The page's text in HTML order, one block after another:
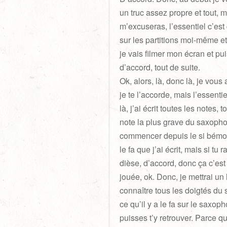
un truc assez propre et tout,
m’excuseras, l’essentiel
sur les partitions moi-même
je vais filmer mon écran et
d’accord, tout de suite.
Ok, alors, là, donc là, je vous
je te l’accorde, mais
là, j’ai écrit toutes les notes,
note la plus grave du
commencer depuis le si
le fa que j’ai écrit, mais si tu
dièse, d’accord, donc ça
jouée, ok. Donc, je mettrai
connaître tous les doigtés du
ce qu’il y a le fa sur le
puisses t’y retrouver. Parce